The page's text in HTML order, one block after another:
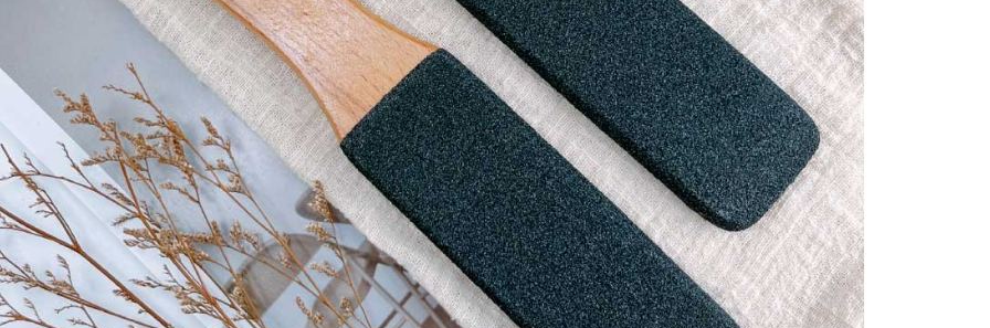
４．使用「AFTEE先享後付」時，將依據個別帳號之用戶狀況，依本公司
即時審查核予不同之上限額度；若仍有額度不足之情形，本公司將視審查
結果請求用戶進行身份認證。
５．嚴禁一人註冊多個帳號或使用他人資訊註冊。若發現惡意使用之情
形，恩沛科技股份有限公司將有權停止該用戶之使用額度並採取法律行
動。